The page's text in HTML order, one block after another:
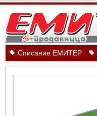
Списание ЕМИТЕР